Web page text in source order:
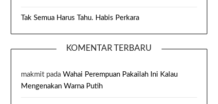
Tak Semua Harus Tahu. Habis Perkara
KOMENTAR TERBARU
makmit padaWahai Perempuan Pakailah Ini Kalau
Mengenakan Warna Putih